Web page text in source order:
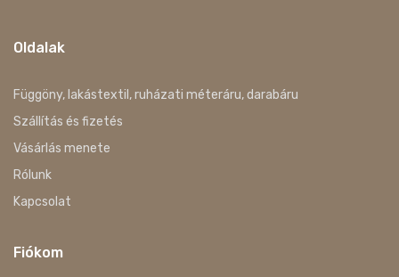
Oldalak
Függöny, lakástextil, ruházati méteráru, darabáru
Szállítás és fizetés
Vásárlás menete
Rólunk
Kapcsolat
Fiókom